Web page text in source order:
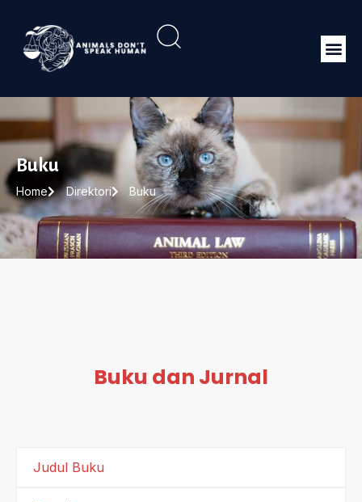
Buku
Home Direktori Buku
Buku dan Jurnal